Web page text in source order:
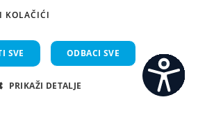
KOLAČIĆI
SVE ODBACI SVE
PRIKAŽI DETALJE